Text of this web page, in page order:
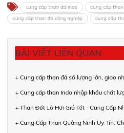
cung cấp than đá indo
cung cấp
cung cấp than đá công nghiệp
cung cấp
BÀI VIẾT LIÊN QUAN
+ Cung cấp than đá số lượng lớn, giao
+ Cung cấp than Indo nhập khẩu chất
+ Than Đốt Lò Hơi Giá Tốt - Cung Cấp
+ Cung Cấp Than Quảng Ninh Uy Tín,